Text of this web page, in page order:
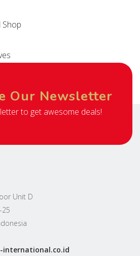
Shop
Our Newsletter
to get awesome deals!
Unit D
25
international.co.id